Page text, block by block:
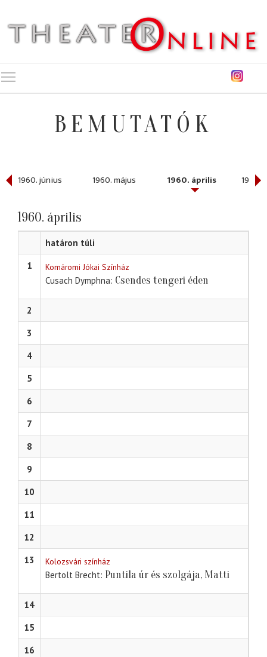
BEMUTATÓK
1960. június 1960. május 1960. április 1960.
1960. április
határon túli
1
Komáromi Jókai Színház
Cusach Dymphna Csendes tengeri éden
2
3
4
5
6
7
8
9
10
11
12
13
Kolozsvári színház
Bertolt Brecht Puntila úr és szolgája, Matti
14
15
16